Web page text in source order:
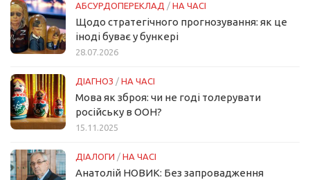
АБСУРДОПЕРЕКЛАД / НА ЧАСІ
Щодо стратегічного прогнозування: як це
іноді буває у бункері
28.07.2026
ДІАГНОЗ / НА ЧАСІ
Мова як зброя: чи не годі толерувати
російську в ООН?
15.11.2025
ДІАЛОГИ / НА ЧАСІ
Анатолій НОВИК: Без запровадження